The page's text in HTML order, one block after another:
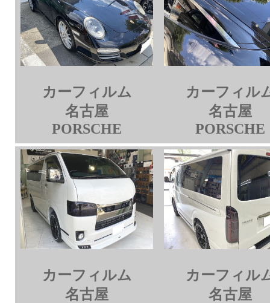
カーフィルム
名古屋
PORSCHE
カーフィル
名古屋
PORSCHE
カーフィルム
名古屋
カーフィル
名古屋